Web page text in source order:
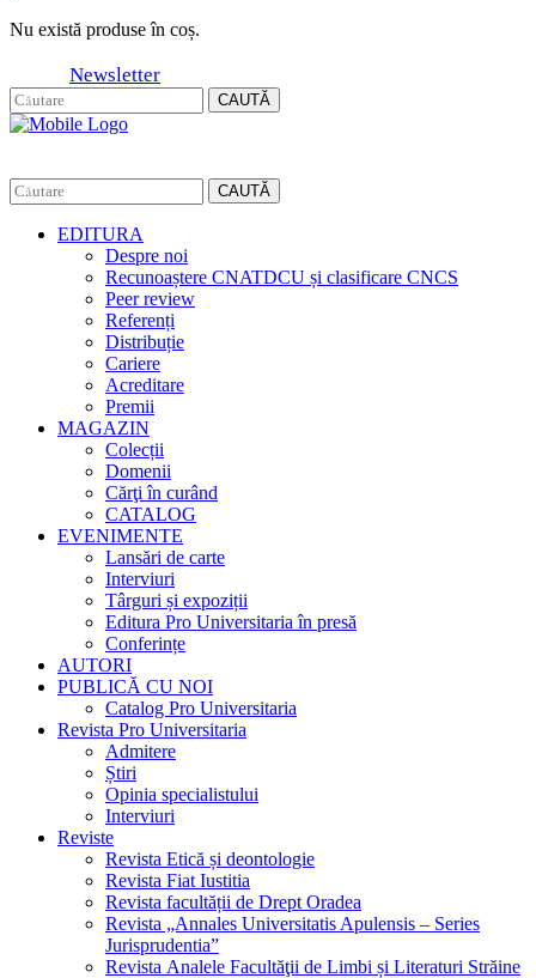
Nu există produse în coș.
Newsletter
CAUTĂ
CAUTĂ
EDITURA
Despre noi
Recunoaștere CNATDCU și clasificare CNCS
Peer review
Referenți
Distribuție
Cariere
Acreditare
Premii
MAGAZIN
Colecții
Domenii
Cărţi în curând
CATALOG
EVENIMENTE
Lansări de carte
Interviuri
Târguri și expoziții
Editura Pro Universitaria în presă
Conferințe
AUTORI
PUBLICĂ CU NOI
Catalog Pro Universitaria
Revista Pro Universitaria
Admitere
Știri
Opinia specialistului
Interviuri
Reviste
Revista Etică și deontologie
Revista Fiat Iustitia
Revista facultății de Drept Oradea
Revista „Annales Universitatis Apulensis – Series
Jurisprudentia”
Revista Analele Facultăţii de Limbi și Literaturi Străine